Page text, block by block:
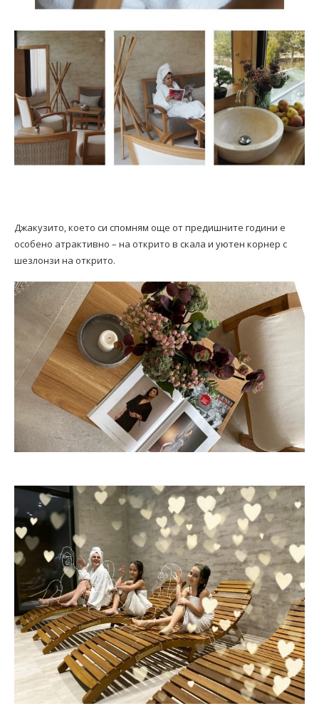
Джакузито, което си спомням още от предишните години е
особено атрактивно – на открито в скала и уютен корнер с
шезлонзи на открито.